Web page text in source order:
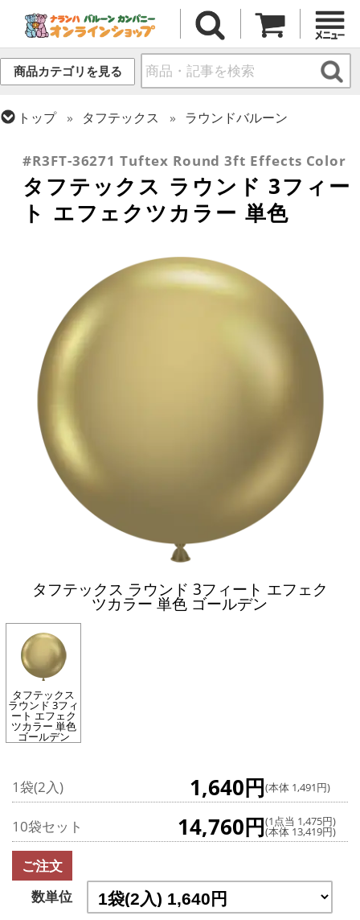
商品カテゴリを見る
トップ タフテックス
ラウンドバルーン
#R3FT-36271 Tuftex Round 3ft Effects Color
タフテックス ラウンド 3フィー
ト エフェクツカラー 単色
タフテックス ラウンド 3フィート エフェク
ツカラー 単色 ゴールデン
タフテックス
ラウンド 3フィ
ート エフェク
ツカラー 単色
ゴールデン
1袋(2入) 1,640円(本体 1,491円)
10袋セット 14,760円(1点当 1,475円)
(本体 13,419円)
ご注文
数単位